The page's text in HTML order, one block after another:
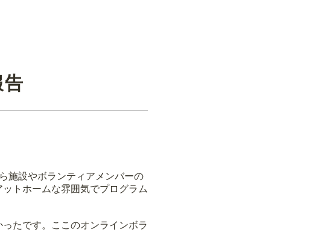
告
施設やボランティアメンバーの
トホームな雰囲気でプログラム
たです。ここのオンラインボラ